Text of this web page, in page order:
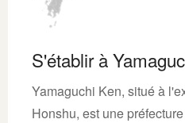
S'établir à
Yamaguchi Ken, situé à
Honshu, est une